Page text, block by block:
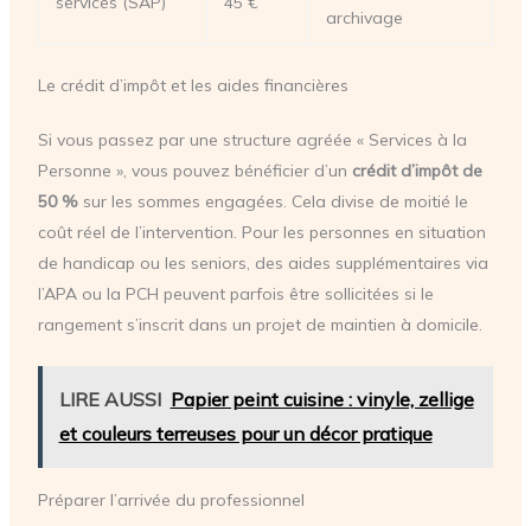
archivage
Le crédit d’impôt et les aides financières
Si vous passez par une structure agréée « Services à la
Personne », vous pouvez bénéficier d’un crédit d’impôt de
50 %sur les sommes engagées. Cela divise de moitié le
coût réel de l’intervention. Pour les personnes en situation
de handicap ou les seniors, des aides supplémentaires via
l’APA ou la PCH peuvent parfois être sollicitées si le
rangement s’inscrit dans un projet de maintien à domicile.
LIRE AUSSI Papier peint cuisine : vinyle, zellige
et couleurs terreuses pour un décor pratique
Préparer l’arrivée du professionnel